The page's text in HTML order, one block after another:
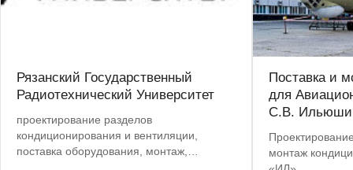
Рязанский Государственный
Радиотехнический Университет
проектирование разделов
кондиционирования и вентиляции,
поставка оборудования, монтаж,
Поставка и
для
С.В.
монтаж